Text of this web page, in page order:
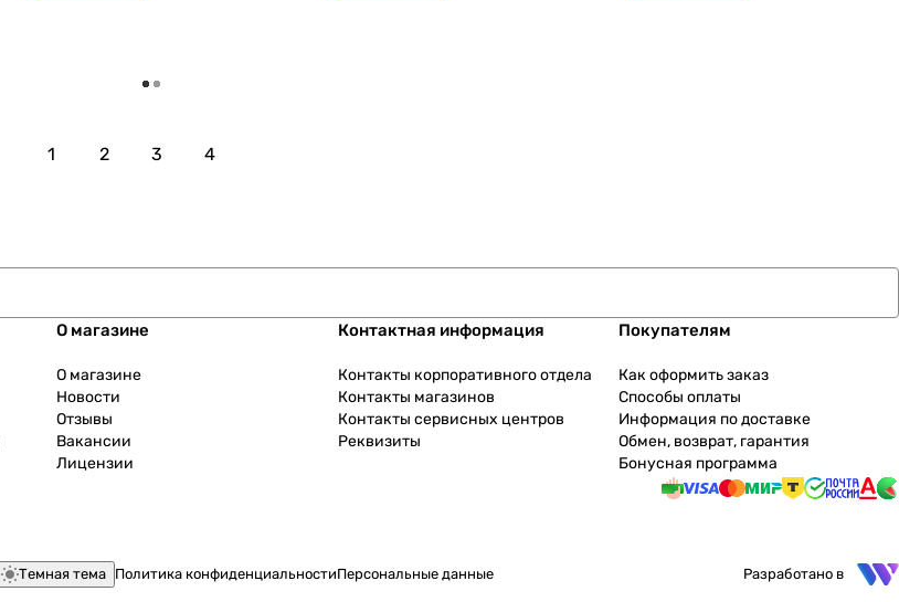
Загрузить еще
1 2 3 4
О магазине
О магазине
Новости
Отзывы
Вакансии
Лицензии
Контактная информация
Контакты корпоративного отдела
Контакты магазинов
Контакты сервисных центров
Реквизиты
Покупателям
Как оформить заказ
Способы оплаты
Информация по доставке
Обмен, возврат, гарантия
Бонусная программа
Темная тема Политика конфиденциальностиПерсональные данные Разработано в